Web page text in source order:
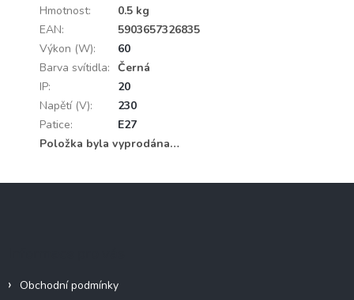
Hmotnost:
0.5 kg
EAN:
5903657326835
Výkon (W):
60
Barva svítidla: Černá
IP:
20
Napětí (V):
230
Patice:
E27
Položka byla vyprodána…
Obchodní podmínky